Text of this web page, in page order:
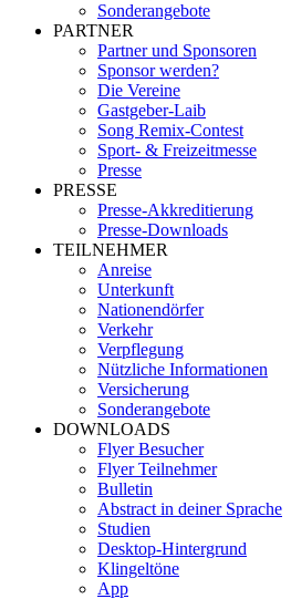
Sonderangebote
PARTNER
Partner und Sponsoren
Sponsor werden?
Die Vereine
Gastgeber-Laib
Song Remix-Contest
Sport- & Freizeitmesse
Presse
PRESSE
Presse-Akkreditierung
Presse-Downloads
TEILNEHMER
Anreise
Unterkunft
Nationendörfer
Verkehr
Verpflegung
Nützliche Informationen
Versicherung
Sonderangebote
DOWNLOADS
Flyer Besucher
Flyer Teilnehmer
Bulletin
Abstract in deiner Sprache
Studien
Desktop-Hintergrund
Klingeltöne
App